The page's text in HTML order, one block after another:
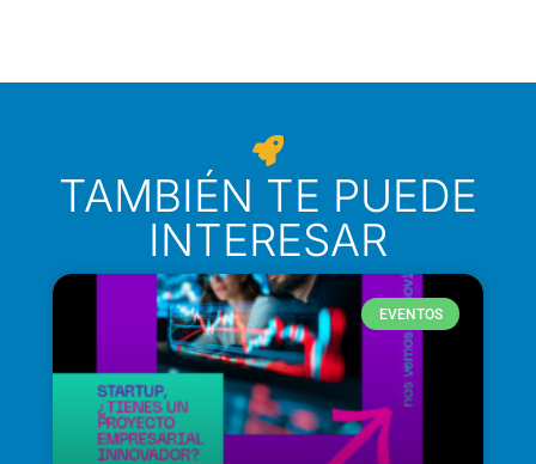
TAMBIÉN TE PUEDE
INTERESAR
EVENTOS